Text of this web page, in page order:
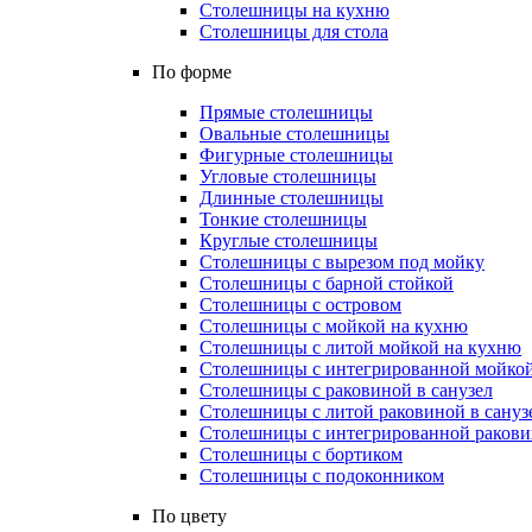
Столешницы на кухню
Столешницы для стола
По форме
Прямые столешницы
Овальные столешницы
Фигурные столешницы
Угловые столешницы
Длинные столешницы
Тонкие столешницы
Круглые столешницы
Столешницы с вырезом под мойку
Столешницы с барной стойкой
Столешницы с островом
Столешницы с мойкой на кухню
Столешницы с литой мойкой на кухню
Столешницы с интегрированной
Столешницы с раковиной в санузел
Столешницы с литой раковиной в
Столешницы с интегрированной
Столешницы с бортиком
Столешницы с подоконником
По цвету